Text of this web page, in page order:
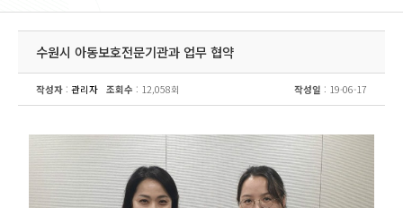
수원시 아동보호전문기관과 업무 협약
작성자 : 관리자 조회수 : 12,058회 작성일 : 19-06-17